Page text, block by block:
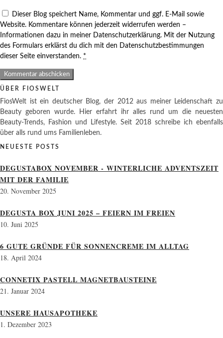
Dieser Blog speichert Name, Kommentar und ggf. E-Mail sowie
Website. Kommentare können jederzeit widerrufen werden –
Informationen dazu in meiner Datenschutzerklärung. Mit der Nutzung
des Formulars erklärst du dich mit den Datenschutzbestimmungen
dieser Seite einverstanden. *
ÜBER FIOSWELT
FiosWelt ist ein deutscher Blog, der 2012 aus meiner Leidenschaft zu
Beauty geboren wurde. Hier erfahrt ihr alles rund um die neuesten
Beauty-Trends, Fashion und Lifestyle. Seit 2018 schreibe ich ebenfalls
über alls rund ums Familienleben.
NEUESTE POSTS
DEGUSTABOX NOVEMBER - WINTERLICHE ADVENTSZEIT
MIT DER FAMILIE
20. November 2025
DEGUSTA BOX JUNI 2025 – FEIERN IM FREIEN
10. Juni 2025
6 GUTE GRÜNDE FÜR SONNENCREME IM ALLTAG
18. April 2024
CONNETIX PASTELL MAGNETBAUSTEINE
21. Januar 2024
UNSERE HAUSAPOTHEKE
1. Dezember 2023